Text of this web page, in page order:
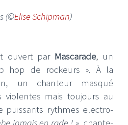
(©Elise Schipman)
ouvert par Mascarade, un
hop de rockeurs ». À la
un chanteur masqué
mais toujours au
puissants rythmes electro-
jamais en rade ! », chante-